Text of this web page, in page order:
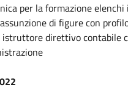
per la formazione elenchi
di figure con
istruttore direttivo contabile